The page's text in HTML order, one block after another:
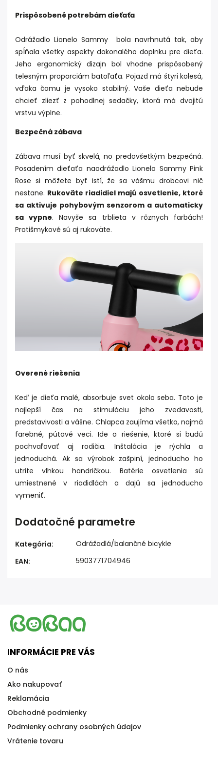
Prispôsobené potrebám dieťaťa
Odrážadlo Lionelo Sammy bola navrhnutá tak, aby
spĺňala všetky aspekty dokonalého doplnku pre dieťa.
Jeho ergonomický dizajn bol vhodne prispôsobený
telesným proporciám batoľaťa. Pojazd má štyri kolesá,
vďaka čomu je vysoko stabilný. Vaše dieťa nebude
chcieť zliezť z pohodlnej sedačky, ktorá má dvojitú
vrstvu výplne.
Bezpečná zábava
Zábava musí byť skvelá, no predovšetkým bezpečná.
Posadením dieťaťa naodrážadlo Lionelo Sammy Pink
Rose si môžete byť istí, že sa vášmu drobcovi nič
nestane. Rukoväte riadidiel majú osvetlenie, ktoré
sa aktivuje pohybovým senzorom a automaticky
sa vypne. Navyše sa trblieta v rôznych farbách!
Protišmykové sú aj rukoväte.
Overené riešenia
Keď je dieťa malé, absorbuje svet okolo seba. Toto je
najlepší čas na stimuláciu jeho zvedavosti,
predstavivosti a vášne. Chlapca zaujíma všetko, najmä
farebné, pútavé veci. Ide o riešenie, ktoré si budú
pochvaľovať aj rodičia. Inštalácia je rýchla a
jednoduchá. Ak sa výrobok zašpiní, jednoducho ho
utrite vlhkou handričkou. Batérie osvetlenia sú
umiestnené v riadidlách a dajú sa jednoducho
vymeniť.
Dodatočné parametre
Kategória:
Odrážadlá/balančné bicykle
EAN: 5903771704946
INFORMÁCIE PRE VÁS
O nás
Ako nakupovať
Reklamácia
Obchodné podmienky
Podmienky ochrany osobných údajov
Vrátenie tovaru